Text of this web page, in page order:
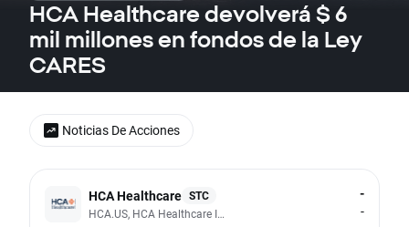
HCA Healthcare devolverá $ 6
mil millones en fondos de la Ley
CARES
HCA Healthcare STC
HCA.US, HCA Healthcare Inc
-
-
Noticias De Acciones